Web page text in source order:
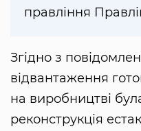
правління
Згідно з
відвантаження
на виробництві
реконструкція